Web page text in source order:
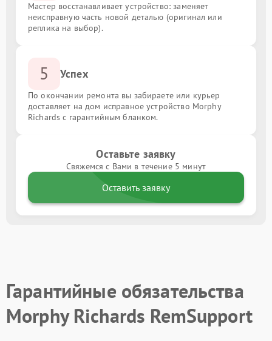
Мастер восстанавливает устройство: заменяет
неисправную часть новой деталью (оригинал или
реплика на выбор).
5 Успех
По окончании ремонта вы забираете или курьер
доставляет на дом исправное устройство Morphy
Richards с гарантийным бланком.
Оставьте заявку
Свяжемся с Вами в течение 5 минут
Оставить заявку
Гарантийные обязательства
Morphy Richards RemSupport